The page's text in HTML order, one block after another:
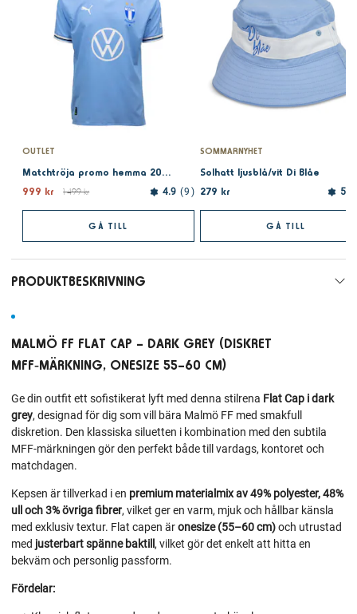
OUTLET
Matchtröja promo hemma 2024
999 kr
1 499 kr 4.9 9
GÅ TILL
SOMMARNYHET
Solhatt ljusblå/vit Di Blåe
279 kr
5.0
GÅ TILL
PRODUKTBESKRIVNING
MALMÖ FF FLAT CAP – DARK GREY (DISKRET
MFF‑MÄRKNING, ONESIZE 55–60 CM)
Ge din outfit ett sofistikerat lyft med denna stilrena Flat Cap i dark
grey, designad för dig som vill bära Malmö FF med smakfull
diskretion. Den klassiska siluetten i kombination med den subtila
MFF‑märkningen gör den perfekt både till vardags, kontoret och
matchdagen.
Kepsen är tillverkad i en premium materialmix av 49% polyester, 48%
ull och 3% övriga fibrer, vilket ger en varm, mjuk och hållbar känsla
med exklusiv textur. Flat capen äronesize (55–60 cm)och utrustad
med justerbart spänne baktill, vilket gör det enkelt att hitta en
bekväm och personlig passform.
Fördelar: